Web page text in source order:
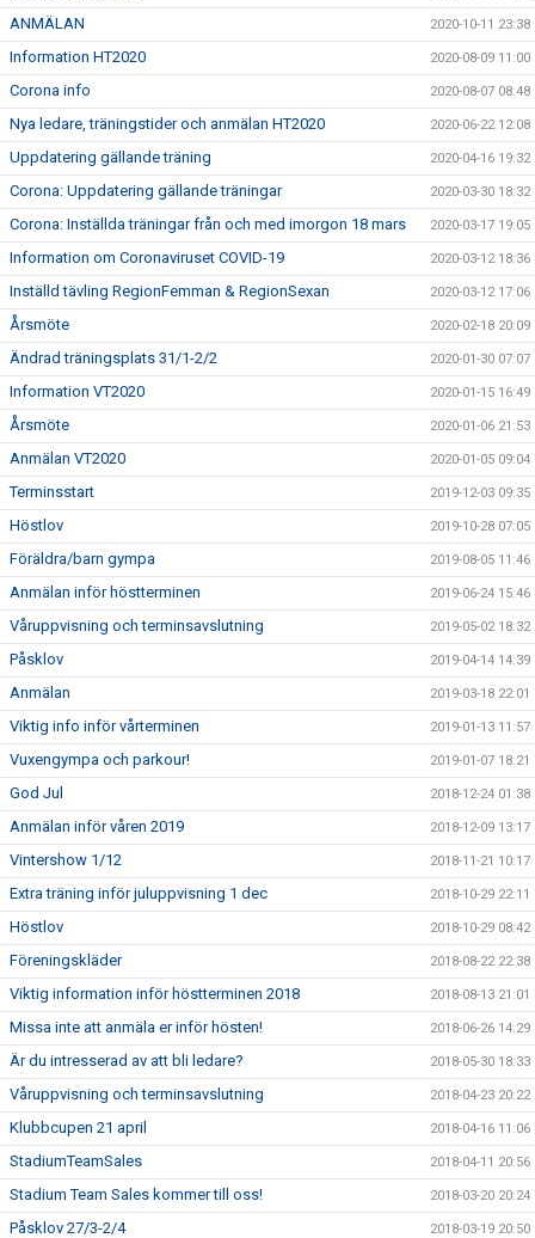
ANMÄLAN 2020-10-11 23:38
Information HT2020 2020-08-09 11:00
Corona info 2020-08-07 08:48
Nya ledare, träningstider och anmälan HT2020 2020-06-22 12:08
Uppdatering gällande träning 2020-04-16 19:32
Corona: Uppdatering gällande träningar 2020-03-30 18:32
Corona: Inställda träningar från och med imorgon 18 mars 2020-03-17 19:05
Information om Coronaviruset COVID-19 2020-03-12 18:36
Inställd tävling RegionFemman & RegionSexan 2020-03-12 17:06
Årsmöte 2020-02-18 20:09
Ändrad träningsplats 31/1-2/2 2020-01-30 07:07
Information VT2020 2020-01-15 16:49
Årsmöte 2020-01-06 21:53
Anmälan VT2020 2020-01-05 09:04
Terminsstart 2019-12-03 09:35
Höstlov 2019-10-28 07:05
Föräldra/barn gympa 2019-08-05 11:46
Anmälan inför höstterminen 2019-06-24 15:46
Våruppvisning och terminsavslutning 2019-05-02 18:32
Påsklov 2019-04-14 14:39
Anmälan 2019-03-18 22:01
Viktig info inför vårterminen 2019-01-13 11:57
Vuxengympa och parkour! 2019-01-07 18:21
God Jul 2018-12-24 01:38
Anmälan inför våren 2019 2018-12-09 13:17
Vintershow 1/12 2018-11-21 10:17
Extra träning inför juluppvisning 1 dec 2018-10-29 22:11
Höstlov 2018-10-29 08:42
Föreningskläder 2018-08-22 22:38
Viktig information inför höstterminen 2018 2018-08-13 21:01
Missa inte att anmäla er inför hösten! 2018-06-26 14:29
Är du intresserad av att bli ledare? 2018-05-30 18:33
Våruppvisning och terminsavslutning 2018-04-23 20:22
Klubbcupen 21 april 2018-04-16 11:06
StadiumTeamSales 2018-04-11 20:56
Stadium Team Sales kommer till oss! 2018-03-20 20:24
Påsklov 27/3-2/4 2018-03-19 20:50